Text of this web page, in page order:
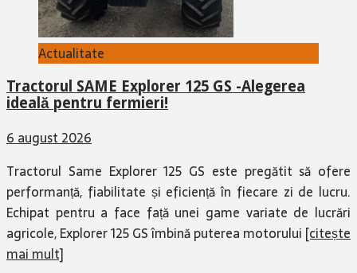
Actualitate
Tractorul SAME Explorer 125 GS -Alegerea
ideală pentru fermieri!
6 august 2026
Tractorul Same Explorer 125 GS este pregătit să ofere
performanță, fiabilitate și eficiență în fiecare zi de lucru.
Echipat pentru a face față unei game variate de lucrări
agricole, Explorer 125 GS îmbină puterea motorului [citește
mai mult]